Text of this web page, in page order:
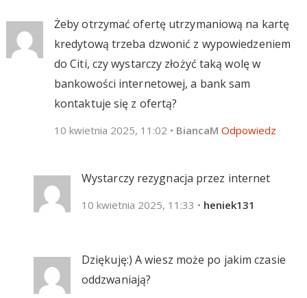
Żeby otrzymać ofertę utrzymaniową na kartę
kredytową trzeba dzwonić z wypowiedzeniem
do Citi, czy wystarczy złożyć taką wolę w
bankowości internetowej, a bank sam
kontaktuje się z ofertą?
10 kwietnia 2025, 11:02 • BiancaM Odpowiedz
Wystarczy rezygnacja przez internet
10 kwietnia 2025, 11:33 • heniek131
Dziękuję:) A wiesz może po jakim czasie
oddzwaniają?